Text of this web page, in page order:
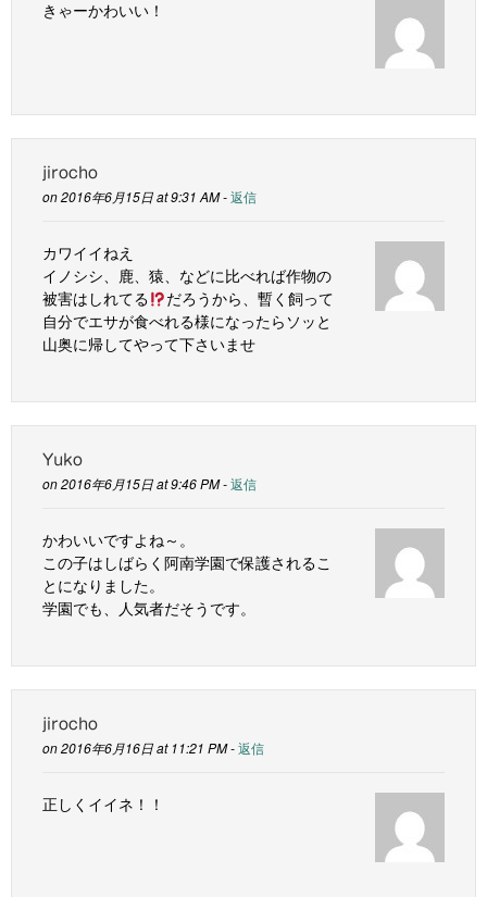
きゃーかわいい！
jirocho
on 2016年6月15日 at 9:31 AM -返信
カワイイねえ
イノシシ、鹿、猿、などに比べれば作物の
被害はしれてる
だろうから、暫く飼って
自分でエサが食べれる様になったらソッと
山奥に帰してやって下さいませ
Yuko
on 2016年6月15日 at 9:46 PM -返信
かわいいですよね～。
この子はしばらく阿南学園で保護されるこ
とになりました。
学園でも、人気者だそうです。
jirocho
on 2016年6月16日 at 11:21 PM -返信
正しくイイネ！！